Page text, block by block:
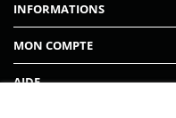
INFORMATIONS
MON COMPTE
AIDE